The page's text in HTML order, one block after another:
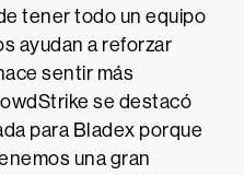
tener todo un equipo
ayudan a reforzar
sentir más
se destacó
para Bladex porque
una gran